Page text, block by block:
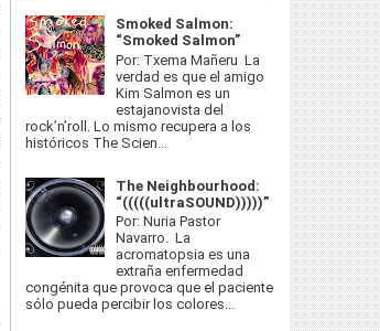
Smoked Salmon:
“Smoked Salmon”
Por: Txema Mañeru La
verdad es que el amigo
Kim Salmon es un
estajanovista del
rock’n’roll. Lo mismo recupera a los
históricos The Scien...
The Neighbourhood:
“(((((ultraSOUND)))))”
Por: Nuria Pastor
Navarro. La
acromatopsia es una
extraña enfermedad
congénita que provoca que el paciente
sólo pueda percibir los colores...